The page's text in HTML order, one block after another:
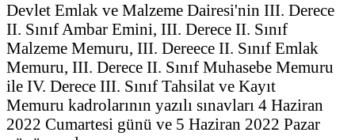
Devlet Emlak ve Malzeme Dairesi'nin III. Derece
II. Sınıf Ambar Emini, III. Derece II. Sınıf
Malzeme Memuru, III. Dereece II. Sınıf Emlak
Memuru, III. Derece II. Sınıf Muhasebe Memuru
ile IV. Derece III. Sınıf Tahsilat ve Kayıt
Memuru kadrolarının yazılı sınavları 4 Haziran
2022 Cumartesi günü ve 5 Haziran 2022 Pazar